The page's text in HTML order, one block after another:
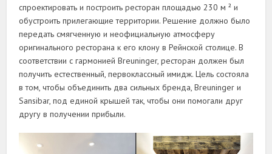
спроектировать и построить ресторан площадью 230 м ² и
обустроить прилегающие территории. Решение должно было
передать смягченную и неофициальную атмосферу
оригинального ресторана к его клону в Рейнской столице. В
соответствии с гармонией Breuninger, ресторан должен был
получить естественный, первоклассный имидж. Цель состояла
в том, чтобы объединить два сильных бренда, Breuninger и
Sansibar, под единой крышей так, чтобы они помогали друг
другу в получении прибыли.